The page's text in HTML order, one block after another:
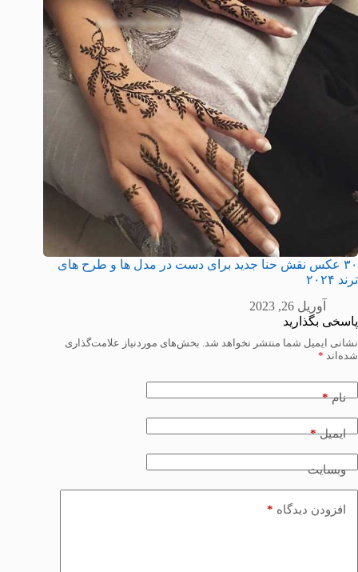
۳۰ عکس نقش حنا جدید برای دست در مدل ها و طرح های
ترند ۲۰۲۴
آوریل 26, 2023
پاسخی بگذارید
نشانی ایمیل شما منتشر نخواهد شد. بخش‌های موردنیاز علامت‌گذاری
شده‌اند *
نام*
ایمیل*
وبسایت
افزودن دیدگاه *